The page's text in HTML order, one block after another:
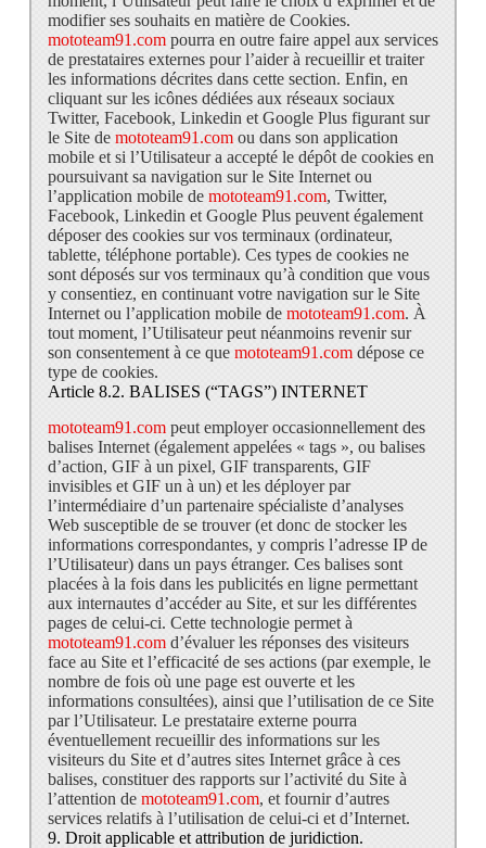
modifier ses souhaits en matière de Cookies.
mototeam91.compourra en outre faire appel aux services
de prestataires externes pour l’aider à recueillir et traiter
les informations décrites dans cette section. Enfin, en
cliquant sur les icônes dédiées aux réseaux sociaux
Twitter, Facebook, Linkedin et Google Plus figurant sur
le Site de mototeam91.comou dans son application
mobile et si l’Utilisateur a accepté le dépôt de cookies en
poursuivant sa navigation sur le Site Internet ou
l’application mobile de mototeam91.com, Twitter,
Facebook, Linkedin et Google Plus peuvent également
déposer des cookies sur vos terminaux (ordinateur,
tablette, téléphone portable). Ces types de cookies ne
sont déposés sur vos terminaux qu’à condition que vous
y consentiez, en continuant votre navigation sur le Site
Internet ou l’application mobile de mototeam91.com. À
tout moment, l’Utilisateur peut néanmoins revenir sur
son consentement à ce que mototeam91.comdépose ce
type de cookies.
Article 8.2. BALISES (“TAGS”) INTERNET
mototeam91.compeut employer occasionnellement des
balises Internet (également appelées « tags », ou balises
d’action, GIF à un pixel, GIF transparents, GIF
invisibles et GIF un à un) et les déployer par
l’intermédiaire d’un partenaire spécialiste d’analyses
Web susceptible de se trouver (et donc de stocker les
informations correspondantes, y compris l’adresse IP de
l’Utilisateur) dans un pays étranger. Ces balises sont
placées à la fois dans les publicités en ligne permettant
aux internautes d’accéder au Site, et sur les différentes
pages de celui-ci. Cette technologie permet à
mototeam91.comd’évaluer les réponses des visiteurs
face au Site et l’efficacité de ses actions (par exemple, le
nombre de fois où une page est ouverte et les
informations consultées), ainsi que l’utilisation de ce Site
par l’Utilisateur. Le prestataire externe pourra
éventuellement recueillir des informations sur les
visiteurs du Site et d’autres sites Internet grâce à ces
balises, constituer des rapports sur l’activité du Site à
l’attention de mototeam91.com, et fournir d’autres
services relatifs à l’utilisation de celui-ci et d’Internet.
9. Droit applicable et attribution de juridiction.